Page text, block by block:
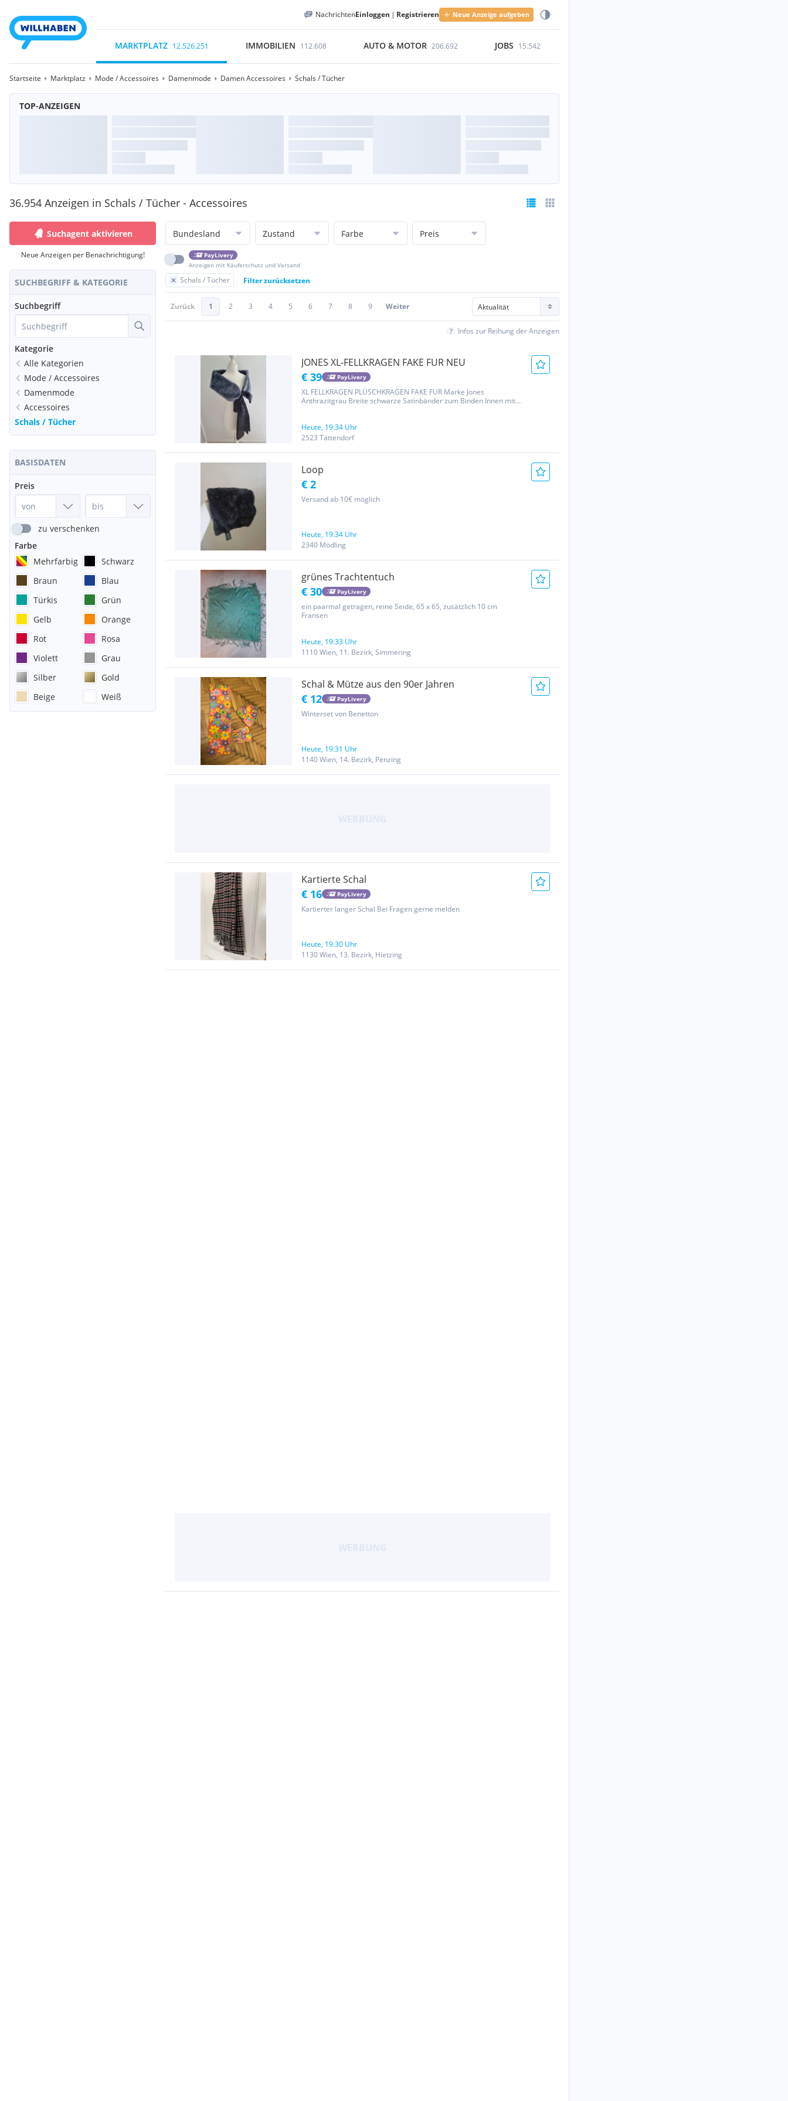
NachrichtenEinloggen | Registrieren Neue Anzeige aufgeben
MARKTPLATZ 12.526.251 IMMOBILIEN 112.608 AUTO & MOTOR 206.692 JOBS 15.542
Startseite Marktplatz Mode / Accessoires Damenmode Damen Accessoires Schals / Tücher
TOP-ANZEIGEN
36.954 Anzeigen in Schals / Tücher - Accessoires
Suchagent aktivieren
Neue Anzeigen per Benachrichtigung!
SUCHBEGRIFF & KATEGORIE
Suchbegriff
Kategorie
Alle Kategorien
Mode / Accessoires
Damenmode
Accessoires
Schals / Tücher
BASISDATEN
Preis
zu verschenken
Farbe
Mehrfarbig
Schwarz
Braun
Blau
Türkis
Grün
Gelb
Orange
Rot
Rosa
Violett
Grau
Silber
Gold
Beige
Weiß
Bundesland Zustand Farbe Preis
PayLivery
Anzeigen mit Käuferschutz und Versand
Schals / Tücher Filter zurücksetzen
Zurück 1 2 3 4 5 6 7 8 9 Weiter
Infos zur Reihung der Anzeigen
JONES XL-FELLKRAGEN FAKE FUR NEU
€ 39 PayLivery
XL FELLKRAGEN PLÜSCHKRAGEN FAKE FUR Marke Jones
Anthrazitgrau Breite schwarze Satinbänder zum Binden Innen mit
Verschiedene...
Heute, 19:34 Uhr
2523 Tattendorf
Loop
€ 2
Versand ab 10€ möglich
Heute, 19:34 Uhr
2340 Mödling
grünes Trachtentuch
€ 30 PayLivery
ein paarmal getragen, reine Seide, 65 x 65, zusätzlich 10 cm
Fransen
Heute, 19:33 Uhr
1110 Wien, 11. Bezirk, Simmering
Schal & Mütze aus den 90er Jahren
€ 12 PayLivery
Winterset von Benetton
Heute, 19:31 Uhr
1140 Wien, 14. Bezirk, Penzing
Kartierte Schal
€ 16 PayLivery
Kartierter langer Schal Bei Fragen gerne melden
Heute, 19:30 Uhr
1130 Wien, 13. Bezirk, Hietzing